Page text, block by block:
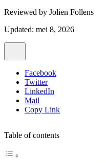
Reviewed by Jolien Follens
Updated: mei 8, 2026
Facebook
Twitter
LinkedIn
Mail
Copy Link
Table of contents